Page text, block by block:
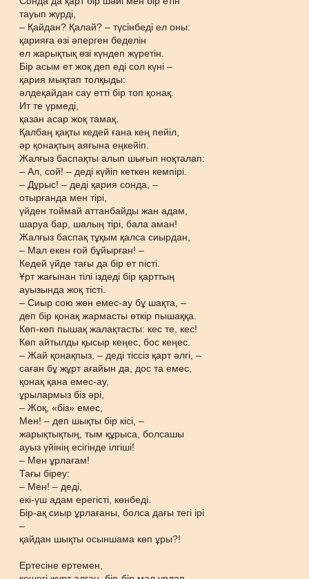
тауып жүрді,
– Қайдан? Қалай? – түсінбеді ел оны:
қарияға өзі әперген беделін
ел жарықтық өзі күндеп жүретін.
Бір асым ет жоқ деп еді сол күні –
қария мықтап толқыды:
әлдеқайдан сау етті бір топ қонақ.
Ит те үрмеді,
қазан асар жоқ тамақ.
Қалбаң қақты кедей ғана кең пейіл,
әр қонақтың аяғына еңкейіп.
Жалғыз баспақты алып шығып ноқталап:
– Ал, сой! – деді күйіп кеткен кемпірі.
– Дұрыс! – деді қария сонда, –
отырғанда мен тірі,
үйден тоймай аттанбайды жан адам,
шаруа бар, шалың тірі, бала аман!
Жалғыз баспақ тұқым қалса сиырдан,
– Мал екен ғой бұйырған! –
Кедей үйде тағы да бір ет пісті.
Ұрт жағынан тілі іздеді бір қарттың
ауызында жоқ тісті.
– Сиыр сою жөн емес-ау бұ шақта, –
деп бір қонақ жармасты өткір пышаққа.
Көп-көп пышақ жалақтасты: кес те, кес!
Көп айтылды қысыр кеңес, бос кеңес.
– Жай қонақпыз, – деді тіссіз қарт әлгі, –
саған бұ жұрт ағайын да, дос та емес,
қонақ қана емес-ау,
ұрылармыз біз әрі,
– Жоқ, «біз» емес,
Мен! – деп шықты бір кісі, –
жарықтықтың, тым құрыса, болсашы
ауыз үйінің есігінде ілгіші!
– Мен ұрлағам!
Тағы біреу:
– Мен! – деді,
екі-үш адам ерегісті, көнбеді.
Бір-ақ сиыр ұрлағаны, болса дағы тегі ірі
–
қайдан шықты осыншама көп ұры?!
Ертесіне ертемен,